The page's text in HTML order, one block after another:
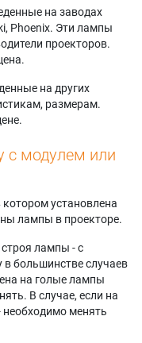
на заводах
Phoenix. Эти лампы
проекторов.
на других
размерам.
с модулем или
установлена
лампы в проекторе.
лампы - с
в большинстве случаев
на голые лампы
В случае, если на
необходимо менять